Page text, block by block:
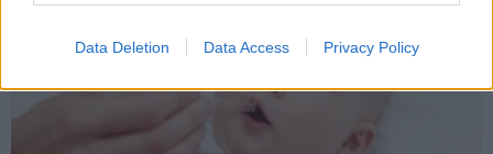
Data Deletion Data Access Privacy Policy